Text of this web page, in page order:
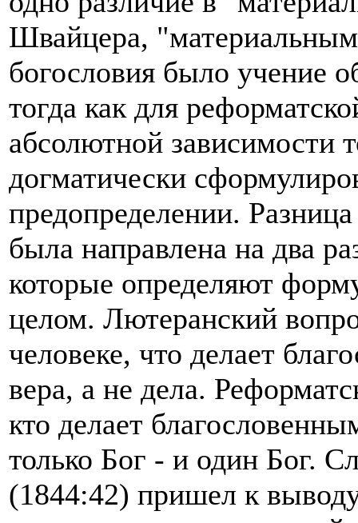
Швайцера,
богословия было учение
тогда как для
абсолютной зависимости
догматически
предопределении.
была направлена на два
которые определяют
целом. Лютеранский
человеке, что делает
вера, а не дела.
кто делает
только Бог - и один Бог.
(1844:42) пришел к